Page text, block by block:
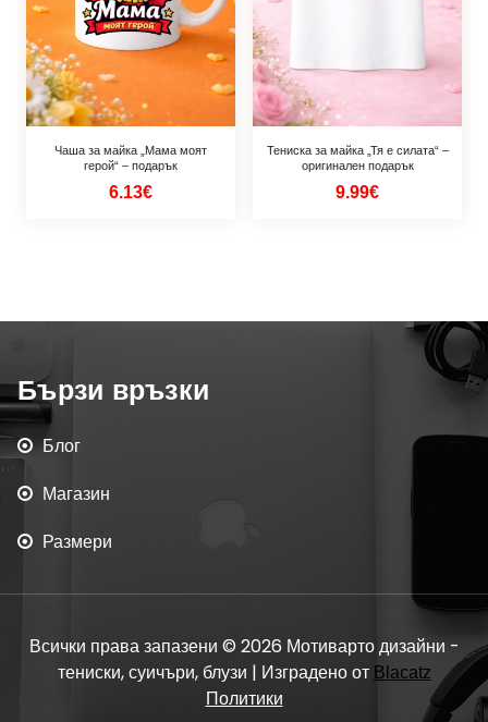
Чаша за майка „Мама моят
герой“ – подарък
6.13€
Тениска за майка „Тя е силата“ –
оригинален подарък
9.99€
Бързи връзки
Блог
Магазин
Размери
Всички права запазени © 2026 Мотиварто дизайни -
тениски, суичъри, блузи | Изградено от Blacatz
Политики